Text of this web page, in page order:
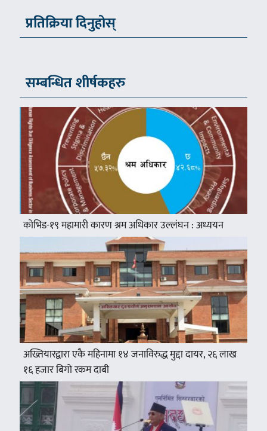
प्रतिक्रिया दिनुहोस्
सम्बन्धित शीर्षकहरु
कोभिड-१९ महामारी कारण श्रम अधिकार उल्लंघन : अध्ययन
अख्तियारद्वारा एकै महिनामा १४ जनाविरुद्ध मुद्दा दायर, २६ लाख
१६ हजार बिगो रकम दाबी